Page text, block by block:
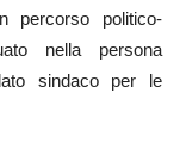
percorso politico-
nella persona
sindaco per le